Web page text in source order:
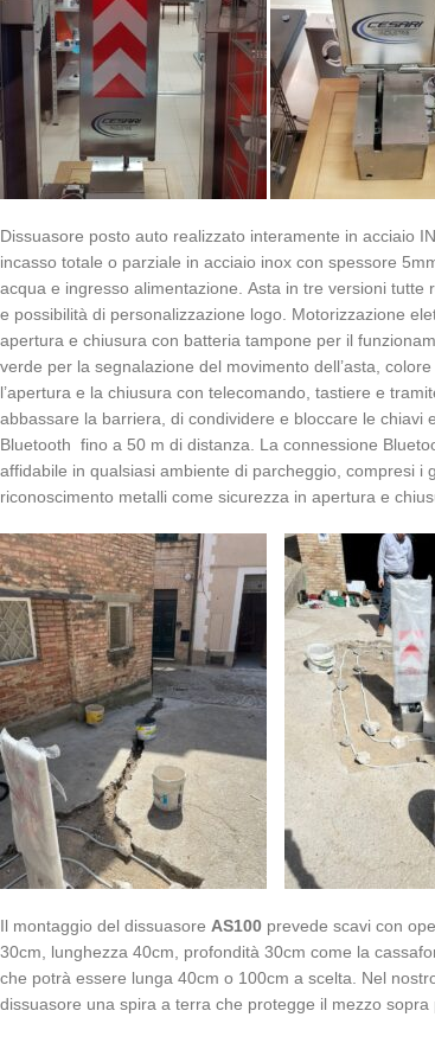
Dissuasore posto auto realizzato interamente in acciaio
incasso totale o parziale in acciaio inox con spessore
acqua e ingresso alimentazione. Asta in tre versioni tutte
e possibilità di personalizzazione logo. Motorizzazione
apertura e chiusura con batteria tampone per il
verde per la segnalazione del movimento dell’asta,
l’apertura e la chiusura con telecomando, tastiere e
abbassare la barriera, di condividere e bloccare le chiavi
Bluetooth fino a 50 m di distanza. La connessione
affidabile in qualsiasi ambiente di parcheggio, compresi i
riconoscimento metalli come sicurezza in apertura e
Il montaggio del dissuasore AS100 prevede scavi con
30cm, lunghezza 40cm, profondità 30cm come la
che potrà essere lunga 40cm o 100cm a scelta. Nel
dissuasore una spira a terra che protegge il mezzo